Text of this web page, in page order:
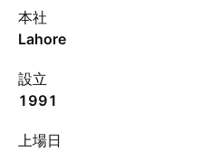
本社
Lahore
設立
1991
上場日